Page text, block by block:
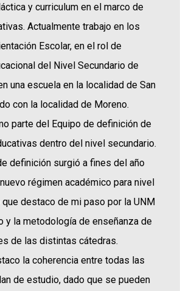
y curriculum en el marco de
Actualmente trabajo en los
Escolar, en el rol de
del Nivel Secundario de
una escuela en la localidad de San
con la localidad de Moreno.
parte del Equipo de definición de
dentro del nivel secundario.
definición surgió a fines del año
régimen académico para nivel
que destaco de mi paso por la UNM
y la metodología de enseñanza de
de las distintas cátedras.
la coherencia entre todas las
de estudio, dado que se pueden